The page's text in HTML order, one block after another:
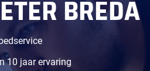
BREDA
10 jaar ervaring